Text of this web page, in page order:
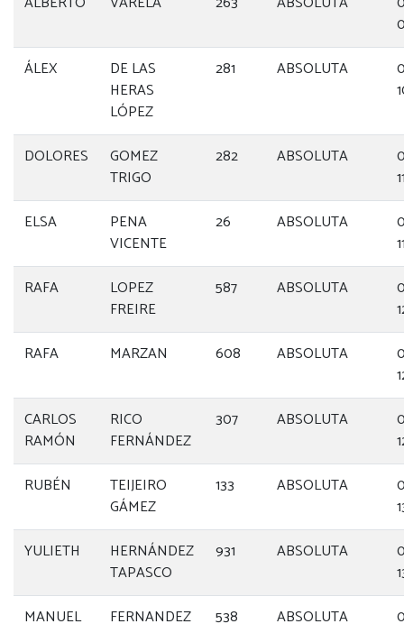
ÁLEX
DE LAS
HERAS
LÓPEZ
281 ABSOLUTA
DOLORES
GOMEZ
TRIGO
282 ABSOLUTA
ELSA
PENA
VICENTE
26 ABSOLUTA
RAFA
LOPEZ
FREIRE
587 ABSOLUTA
RAFA
MARZAN 608 ABSOLUTA
CARLOS
RAMÓN
RICO
FERNÁNDEZ
307 ABSOLUTA
RUBÉN
TEIJEIRO
GÁMEZ
133 ABSOLUTA
YULIETH
HERNÁNDEZ
TAPASCO
931 ABSOLUTA
MANUEL
FERNANDEZ
538 ABSOLUTA